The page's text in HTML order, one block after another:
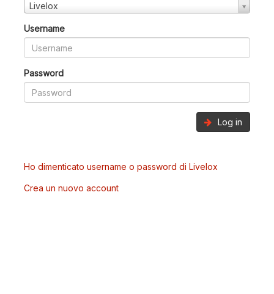
Livelox
Username
Password
Log in
Ho dimenticato username o password di Livelox
Crea un nuovo account